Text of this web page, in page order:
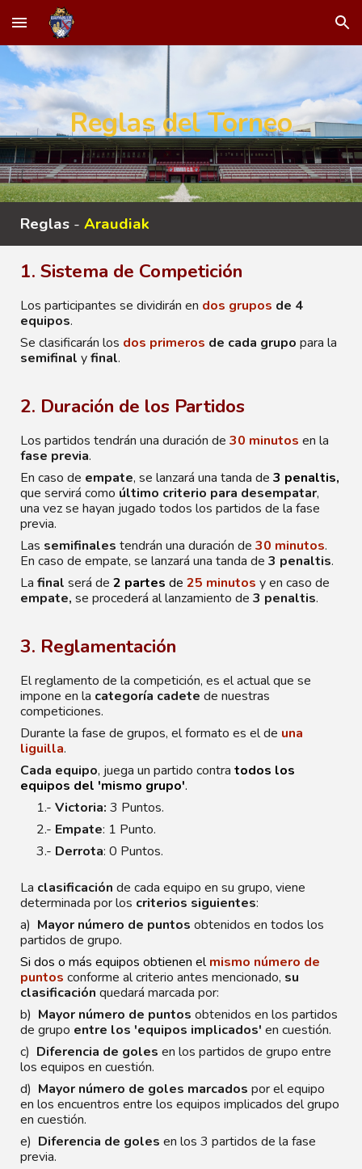
Skip to main content Skip to navigation
Reglas del Torneo
Reglas -Araudiak
1. Sistema de Competición
Los participantes se dividirán en dos grupos de 4
equipos.
Se clasificaránlos dos primeros de cada grupo para la
semifinal yfinal.
2. Duración de los Partidos
Los partidos tendrán una duración de30 minutos en la
fase previa.
En caso de empate, se lanzará una tanda de3 penaltis,
que servirá como último criterio para desempatar,
una vez se hayan jugado todos los partidos de la fase
previa.
Las semifinales tendrán una duración de30 minutos.
En caso de empate, se lanzará una tanda de3 penaltis.
Lafinalserá de2 partes de25 minutos y en caso de
empate, se procederá al lanzamiento de3 penaltis.
3. Reglamentación
El reglamento de la competición, es el actual que se
impone en la categoría cadete de nuestras
competiciones.
Durante la fase de grupos, el formato es el de una
liguilla.
Cada equipo, juega un partido contra todos los
equipos del 'mismo grupo'.
1.-Victoria: 3 Puntos.
2.- Empate: 1 Punto.
3.- Derrota: 0 Puntos.
La clasificación de cada equipo en su grupo, viene
determinada por los criterios siguientes:
a) Mayor número de puntos obtenidos en todos los
partidos de grupo.
Si dos o más equipos obtienen elmismo número de
puntos conforme al criterio antes mencionado, su
clasificaciónquedará marcada por:
b) Mayor número de puntos obtenidos en los partidos
de grupo entre los 'equipos implicados' en cuestión.
c) Diferencia de goles en los partidos de grupo entre
los equipos en cuestión.
d) Mayor número de goles marcados por el equipo
en los encuentros entre los equipos implicados del grupo
en cuestión.
e) Diferencia de goles en los 3 partidos de la fase
previa.